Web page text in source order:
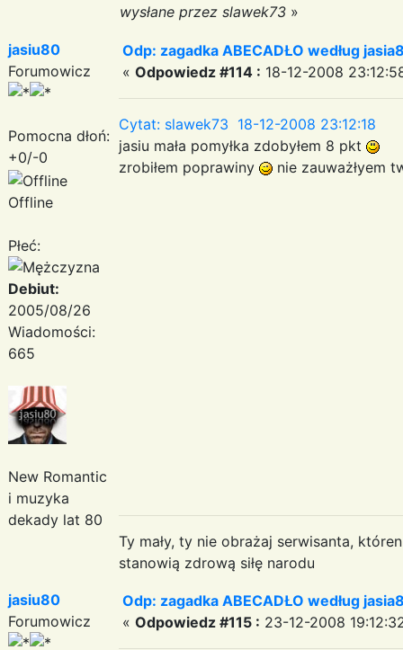
wysłane przez slawek73 »
jasiu80
Forumowicz
Pomocna dłoń:
+0/-0
Offline
Płeć:
Debiut:
2005/08/26
Wiadomości:
665
New Romantic
i muzyka
dekady lat 80
Odp: zagadka ABECADŁO według
« Odpowiedz #114 : 18-12-2008
Cytat: slawek73 18-12-2008 23:12:18
jasiu mała pomyłka zdobyłem 8 pkt
zrobiłem poprawiny
nie zauważłyem
Ty mały, ty nie obrażaj serwisanta,
stanowią zdrową siłę narodu
jasiu80
Forumowicz
Odp: zagadka ABECADŁO według
« Odpowiedz #115 : 23-12-2008